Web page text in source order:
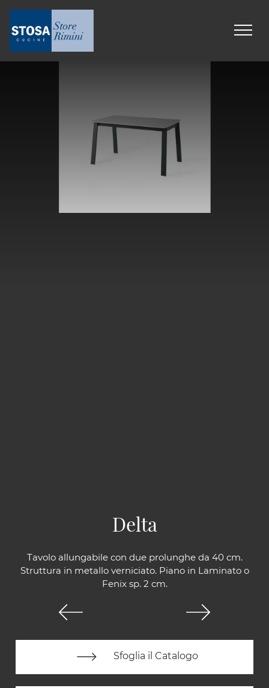
Tavolo allungabile con due prolunghe da 40 cm.
Struttura in metallo verniciato. Piano in Laminato o
Fenix sp. 2 cm.
Sfoglia il Catalogo
Delta